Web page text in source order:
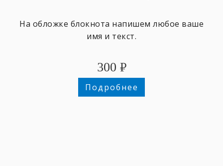
На обложке блокнота напишем любое ваше
имя и текст.
300 ₽
Подробнее